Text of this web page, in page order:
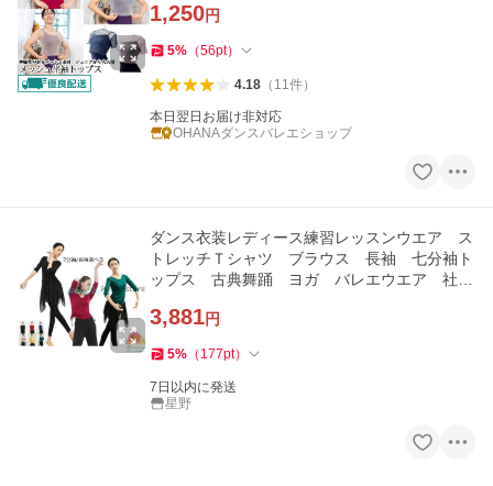
1,250円
5% （56pt）
4.18（ 11件）
本日翌日お届け非対応
OHANAダンスバレエショップ
ダンス衣装レディース練習レッスンウエア ス
トレッチＴシャツ ブラウス 長袖 七分袖ト
ップス 古典舞踊 ヨガ バレエウエア 社交
3,881円
5% （ 177pt）
7日以内に発送
星野